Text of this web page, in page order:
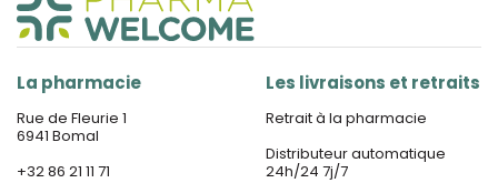
La pharmacie
Rue de Fleurie 1
6941 Bomal
+32 86 21 11 71
Les livraisons et retraits
Retrait à la pharmacie
Distributeur automatique
24h/24 7j/7